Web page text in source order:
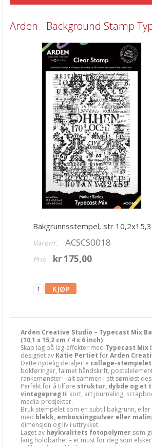
Kurs & aktiviteter
Kort & Scrapbooking
Mønsterpapir
Kartong 12x12 inch
Motiv til kortlaging
Spesial Papir
Stæsj & pynt
Stempler
Mathia stempler
Rayher stempler
HULDRA designstudio
Fargeleggingsmotiv
Art by Marlene
Altenew
Arden Studio
Art Impressions
Avery Elle
Candi Bean
Arden - Background Stamp
Bakgrunnsstempel, str
Varenr. ACSCS0018
Pris kr 175,00
Arden Creative Studio – Typecast Mix
(10,1 x 15,2 cm / 4 x 6 inch)
Skap lag på lag-effekter med Typecast Mix
designet av Katie Pertiet forArden
Dette nydelig detaljerte collage-stempelet
bokføringer, falmet håndskrift,
rankemønster – alt sammen i ett sømløst
Perfekt for å tilføre struktur, dybde og et
vintagepregtil kort, art journaling,
media-prosjekter.
Bruk stempelet som en subtil bakgrunn,
med blekk, embossingpulver eller
dimensjon og liv i uttrykket.
Laget av høykvalitets fotopolymer som
lang holdbarhet – et must for deg som